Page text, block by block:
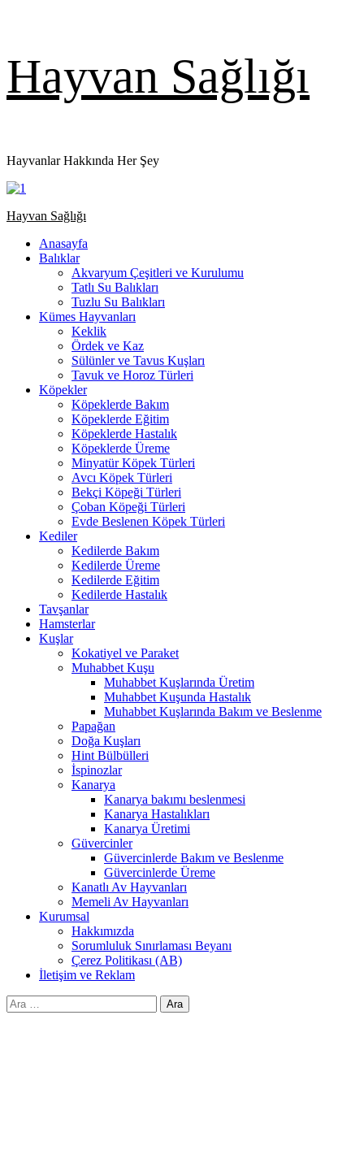
Hayvan Sağlığı
Hayvanlar Hakkında Her Şey
Primary
Hayvan Sağlığı
Anasayfa
Balıklar
Akvaryum Çeşitleri ve Kurulumu
Tatlı Su Balıkları
Tuzlu Su Balıkları
Kümes Hayvanları
Keklik
Ördek ve Kaz
Sülünler ve Tavus Kuşları
Tavuk ve Horoz Türleri
Köpekler
Köpeklerde Bakım
Köpeklerde Eğitim
Köpeklerde Hastalık
Köpeklerde Üreme
Minyatür Köpek Türleri
Avcı Köpek Türleri
Bekçi Köpeği Türleri
Çoban Köpeği Türleri
Evde Beslenen Köpek Türleri
Kediler
Kedilerde Bakım
Kedilerde Üreme
Kedilerde Eğitim
Kedilerde Hastalık
Tavşanlar
Hamsterlar
Kuşlar
Kokatiyel ve Paraket
Muhabbet Kuşu
Muhabbet Kuşlarında Üretim
Muhabbet Kuşunda Hastalık
Muhabbet Kuşlarında Bakım ve Beslenme
Papağan
Doğa Kuşları
Hint Bülbülleri
İspinozlar
Kanarya
Kanarya bakımı beslenmesi
Kanarya Hastalıkları
Kanarya Üretimi
Güvercinler
Güvercinlerde Bakım ve Beslenme
Güvercinlerde Üreme
Kanatlı Av Hayvanları
Memeli Av Hayvanları
Kurumsal
Hakkımızda
Sorumluluk Sınırlaması Beyanı
Çerez Politikası (AB)
İletişim ve Reklam
Arama: